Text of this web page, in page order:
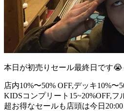
本日が初売りセール最終日です
店内10%〜50% OFF,デッキ10%〜
KIDSコンプリート15~20%OFF,フ
超お得なセールも店頭は今日20:00